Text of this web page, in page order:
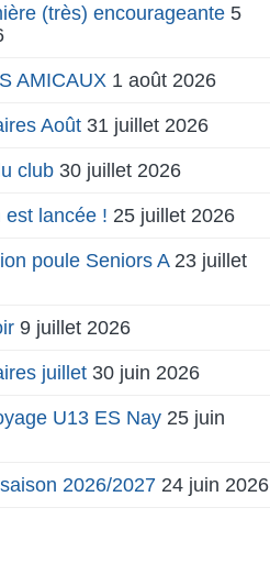
(très) encourageante 5
AMICAUX 1 août 2026
Août 31 juillet 2026
club 30 juillet 2026
est lancée ! 25 juillet 2026
poule Seniors A 23 juillet
9 juillet 2026
juillet 30 juin 2026
U13 ES Nay 25 juin
2026/2027 24 juin 2026